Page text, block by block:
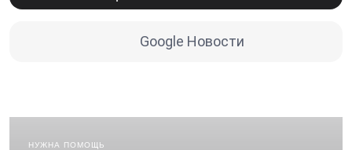
Google Новости
НУЖНА ПОМОЩЬ